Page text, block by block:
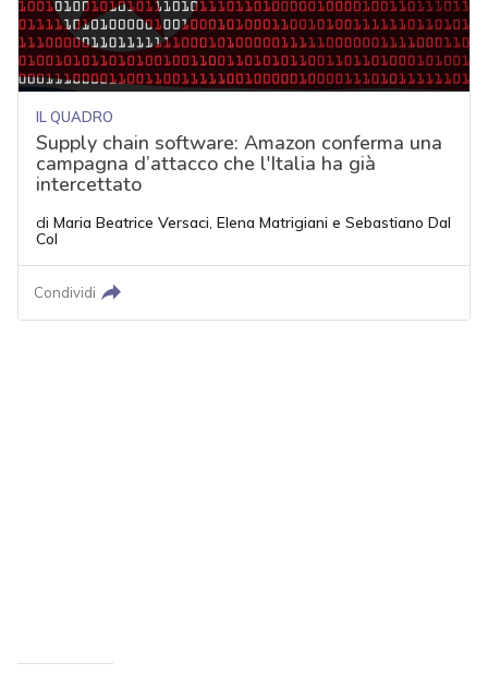
IL QUADRO
Supply chain software: Amazon conferma una
campagna d’attacco che l'Italia ha già
intercettato
di Maria Beatrice Versaci, Elena Matrigiani e Sebastiano Dal
Col
Condividi